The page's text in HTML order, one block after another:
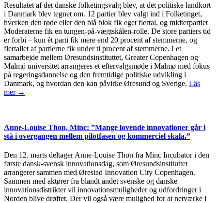
Resultatet af det danske folketingsvalg blev, at det politiske landkort
i Danmark blev tegnet om. 12 partier blev valgt ind i Folketinget,
hverken den røde eller den blå blok fik eget flertal, og midterpartiet
Moderaterne fik en tungen-på-vægtskålen-rolle. De store partiers tid
er forbi – kun ét parti fik mere end 20 procent af stemmerne, og
flertallet af partierne fik under ti procent af stemmerne. I et
samarbejde mellem Øresundsinstituttet, Greater Copenhagen og
Malmö universitet arrangeres et eftervalgsmøde i Malmø med fokus
på regeringsdannelse og den fremtidige politiske udvikling i
Danmark, og hvordan den kan påvirke Øresund og Sverige. Läs
mer →
Anne-Louise Thon, Minc: ”Mange lovende innovationer går i
stå i overgangen mellem pilotfasen og kommerciel skala.”
Den 12. marts deltager Anne-Louise Thon fra Minc Incubator i den
første dansk-svensk innovationsdag, som Øresundsinstituttet
arrangerer sammen med Ørestad Innovation City Copenhagen.
Sammen med aktører fra blandt andet svenske og danske
innovationsdistrikter vil innovationsmuligheder og udfordringer i
Norden blive drøftet. Der vil også være mulighed for at netværke i